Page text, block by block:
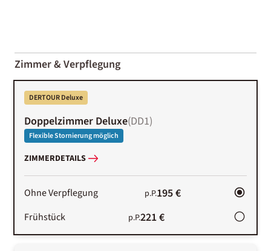
01-02
Zimmer & Verpflegung
DERTOUR Deluxe
Doppelzimmer Deluxe(DD1)
Flexible Stornierung möglich
ZIMMERDETAILS
Ohne Verpflegung p.P.195 €
Frühstück p.P.221 €